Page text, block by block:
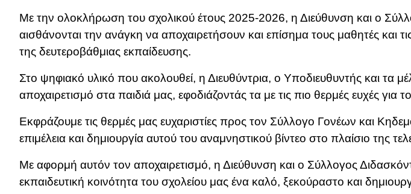
Με την ολοκλήρωση του σχολικού έτους 2025-2026, η Διεύθυνση και ο
αισθάνονται την ανάγκη να αποχαιρετήσουν και επίσημα τους μαθητές και
της δευτεροβάθμιας εκπαίδευσης.
Στο ψηφιακό υλικό που ακολουθεί, η Διευθύντρια, ο Υποδιευθυντής και
αποχαιρετισμό στα παιδιά μας, εφοδιάζοντάς τα με τις πιο θερμές ευχές
Εκφράζουμε τις θερμές μας ευχαριστίες προς τον Σύλλογο Γονέων και
επιμέλεια και δημιουργία αυτού του αναμνηστικού βίντεο στο πλαίσιο της
Με αφορμή αυτόν τον αποχαιρετισμό, η Διεύθυνση και ο Σύλλογος
εκπαιδευτική κοινότητα του σχολείου μας ένα καλό, ξεκούραστο και